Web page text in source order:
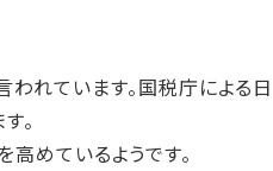
れています。国税庁による日
。
めているようです。